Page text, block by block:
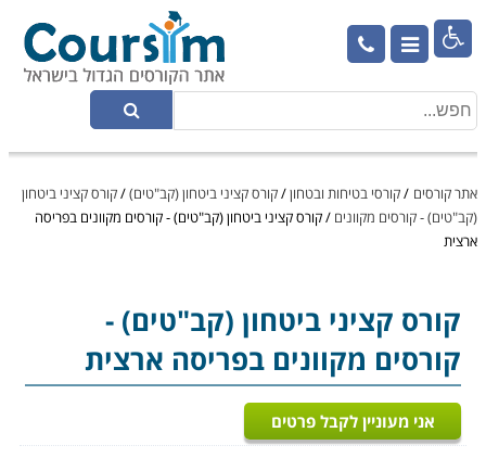

אתר קורסים /קורסי בטיחות ובטחון/קורס קציני ביטחון (קב"טים)/קורס קציני ביטחון
(קב"טים) - קורסים מקוונים /קורס קציני ביטחון (קב"טים) - קורסים מקוונים בפריסה
ארצית
קורס קציני ביטחון (קב"טים) -
קורסים מקוונים בפריסה ארצית
אני מעוניין לקבל פרטים